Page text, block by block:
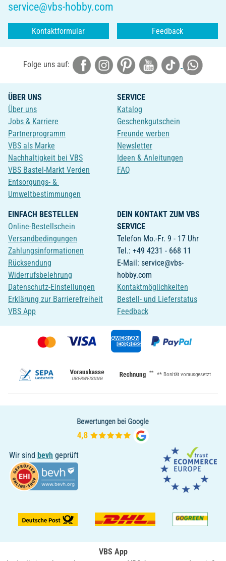
service@vbs-hobby.com
Kontaktformular Feedback
Folge uns auf:
ÜBER UNS
Über uns
Jobs & Karriere
Partnerprogramm
VBS als Marke
Nachhaltigkeit bei VBS
VBS Bastel-Markt Verden
Entsorgungs- &
Umweltbestimmungen
SERVICE
Katalog
Geschenkgutschein
Freunde werben
Newsletter
Ideen & Anleitungen
FAQ
EINFACH BESTELLEN
Online-Bestellschein
Versandbedingungen
Zahlungsinformationen
Rücksendung
Widerrufsbelehrung
Datenschutz-Einstellungen
Erklärung zur Barrierefreiheit
VBS App
DEIN KONTAKT ZUM VBS
SERVICE
Telefon Mo.-Fr. 9 - 17 Uhr
Tel.: +49 4231 - 668 11
E-Mail: service@vbs-
hobby.com
Kontaktmöglichkeiten
Bestell- und Lieferstatus
Feedback
** ** Bonität vorausgesetzt
Wir sind bevh geprüft
VBS App